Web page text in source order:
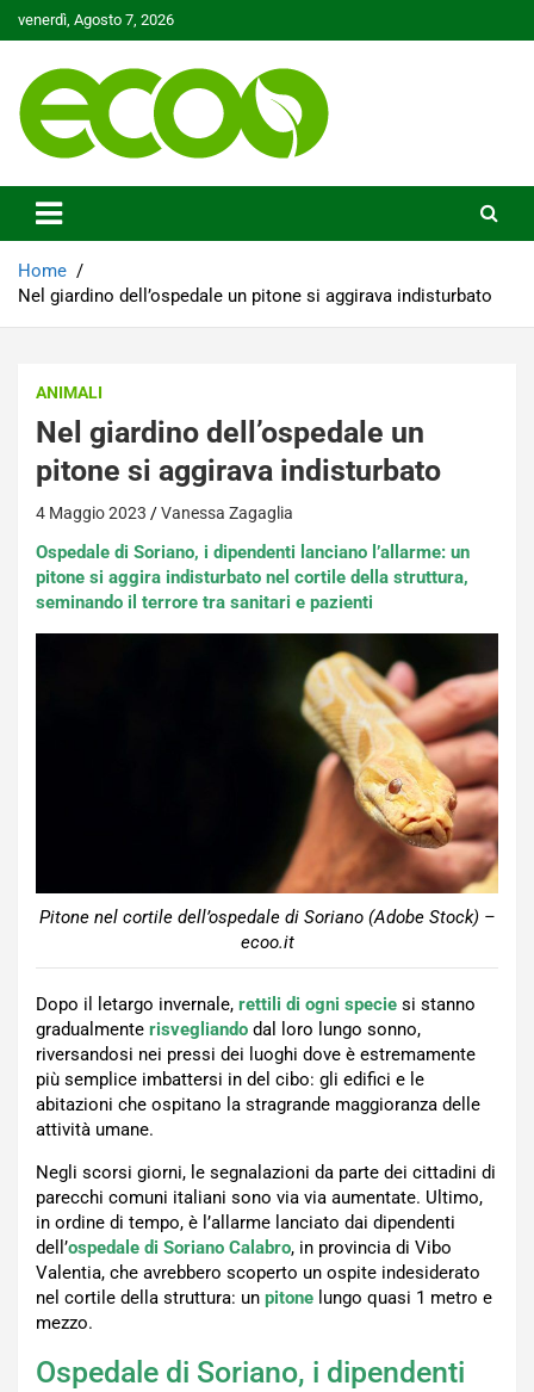
to
venerdì, Agosto 7, 2026
Ecoo.it
Home
Nel giardino dell’ospedale un pitone si aggirava indisturbato
ANIMALI
Nel giardino dell’ospedale un
pitone si aggirava indisturbato
4 Maggio 2023 Vanessa Zagaglia
Ospedale di Soriano, i dipendenti lanciano l’allarme: un
pitone si aggira indisturbato nel cortile della struttura,
seminando il terrore tra sanitari e pazienti
Pitone nel cortile dell’ospedale di Soriano (Adobe Stock) –
ecoo.it
Dopo il letargo invernale, rettili di ogni specie si stanno
gradualmente risvegliando dal loro lungo sonno,
riversandosi nei pressi dei luoghi dove è estremamente
più semplice imbattersi in del cibo: gli edifici e le
abitazioni che ospitano la stragrande maggioranza delle
attività umane.
Negli scorsi giorni, le segnalazioni da parte dei cittadini di
parecchi comuni italiani sono via via aumentate. Ultimo,
in ordine di tempo, è l’allarme lanciato dai dipendenti
dell’ospedale di Soriano Calabro, in provincia di Vibo
Valentia, che avrebbero scoperto un ospite indesiderato
nel cortile della struttura: un pitone lungo quasi 1 metro e
mezzo.
Ospedale di Soriano, i dipendenti